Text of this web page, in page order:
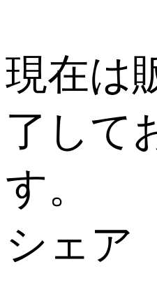
現在は
了して
す。
シェア